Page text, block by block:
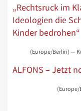
„Rechtsruck im
Ideologien die
Kinder bedrohen“
(Europe/Berlin) —
ALFONS – Jetzt
(Europe/